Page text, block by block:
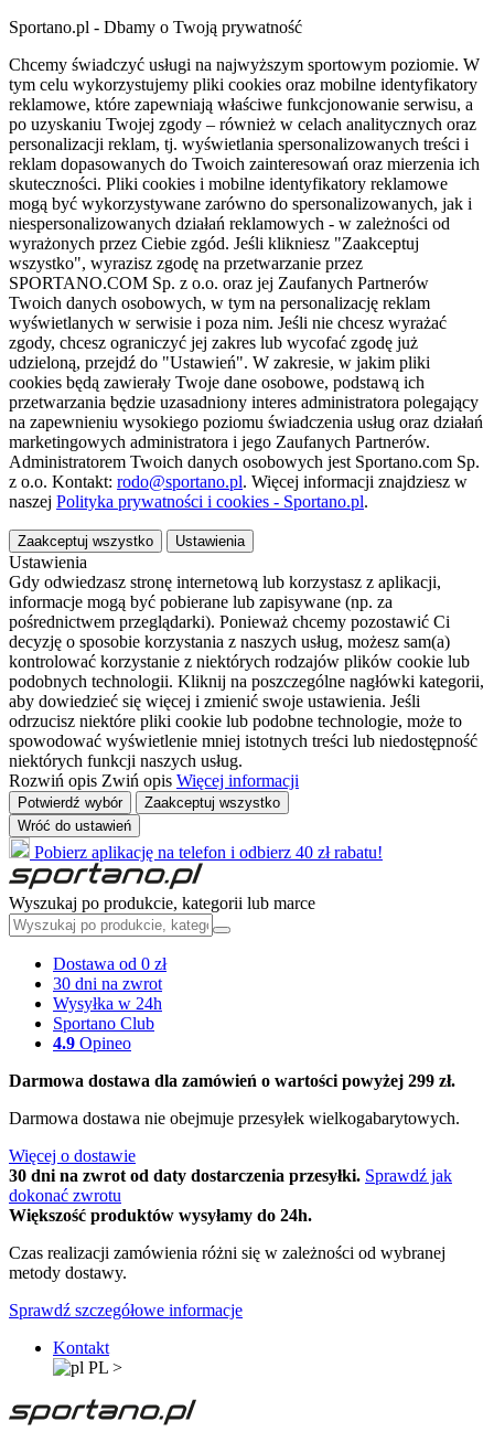
Sportano.pl - Dbamy o Twoją prywatność
Chcemy świadczyć usługi na najwyższym sportowym poziomie. W
tym celu wykorzystujemy pliki cookies oraz mobilne identyfikatory
reklamowe, które zapewniają właściwe funkcjonowanie serwisu, a
po uzyskaniu Twojej zgody – również w celach analitycznych oraz
personalizacji reklam, tj. wyświetlania spersonalizowanych treści i
reklam dopasowanych do Twoich zainteresowań oraz mierzenia ich
skuteczności. Pliki cookies i mobilne identyfikatory reklamowe
mogą być wykorzystywane zarówno do spersonalizowanych, jak i
niespersonalizowanych działań reklamowych - w zależności od
wyrażonych przez Ciebie zgód. Jeśli klikniesz "Zaakceptuj
wszystko", wyrazisz zgodę na przetwarzanie przez
SPORTANO.COM Sp. z o.o. oraz jej Zaufanych Partnerów
Twoich danych osobowych, w tym na personalizację reklam
wyświetlanych w serwisie i poza nim. Jeśli nie chcesz wyrażać
zgody, chcesz ograniczyć jej zakres lub wycofać zgodę już
udzieloną, przejdź do "Ustawień". W zakresie, w jakim pliki
cookies będą zawierały Twoje dane osobowe, podstawą ich
przetwarzania będzie uzasadniony interes administratora polegający
na zapewnieniu wysokiego poziomu świadczenia usług oraz działań
marketingowych administratora i jego Zaufanych Partnerów.
Administratorem Twoich danych osobowych jest Sportano.com Sp.
z o.o. Kontakt: rodo@sportano.pl. Więcej informacji znajdziesz w
naszej Polityka prywatności i cookies - Sportano.pl.
Zaakceptuj wszystko Ustawienia
Ustawienia
Gdy odwiedzasz stronę internetową lub korzystasz z aplikacji,
informacje mogą być pobierane lub zapisywane (np. za
pośrednictwem przeglądarki). Ponieważ chcemy pozostawić Ci
decyzję o sposobie korzystania z naszych usług, możesz sam(a)
kontrolować korzystanie z niektórych rodzajów plików cookie lub
podobnych technologii. Kliknij na poszczególne nagłówki kategorii,
aby dowiedzieć się więcej i zmienić swoje ustawienia. Jeśli
odrzucisz niektóre pliki cookie lub podobne technologie, może to
spowodować wyświetlenie mniej istotnych treści lub niedostępność
niektórych funkcji naszych usług.
Rozwiń opis Zwiń opis Więcej informacji
Potwierdź wybór
Zaakceptuj wszystko
Wróć do ustawień
Pobierz aplikację na telefon i odbierz 40 zł rabatu!
Wyszukaj po produkcie, kategorii lub marce
Dostawa od 0 zł
30 dni na zwrot
Wysyłka w 24h
Sportano Club
4.9 Opineo
Darmowa dostawa dla zamówień o wartości powyżej 299 zł.
Darmowa dostawa nie obejmuje przesyłek wielkogabarytowych.
Więcej o dostawie
30 dni na zwrot od daty dostarczenia przesyłki. Sprawdź jak
dokonać zwrotu
Większość produktów wysyłamy do 24h.
Czas realizacji zamówienia różni się w zależności od wybranej
metody dostawy.
Sprawdź szczegółowe informacje
Kontakt
PL >